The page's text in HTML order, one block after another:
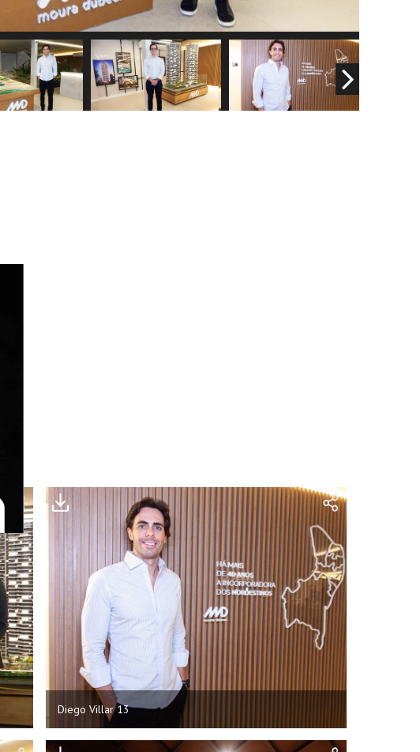
Diego Villar 13